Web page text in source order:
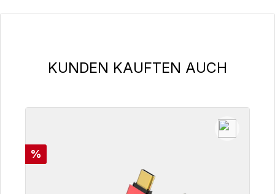
Produktgalerie überspringen
KUNDEN KAUFTEN AUCH
Rabatt
%